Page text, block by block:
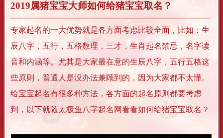
2019属猪宝宝大师如何给猪宝宝取名？
专家起名的一大优势就是各方面考虑比较全面，比如：生
辰八字，五行，五格数理，三才，生肖起名禁忌，名字读
音和内涵等。尤其是大家最在意的生辰八字，五行五格这
些原则，普通人是没办法兼顾到的，因为大家都不太懂。
给宝宝起名有很多种方法，各方面的起名原则都要考虑
到，以下就随太极鱼八字起名网看看如何给猪宝宝取名？